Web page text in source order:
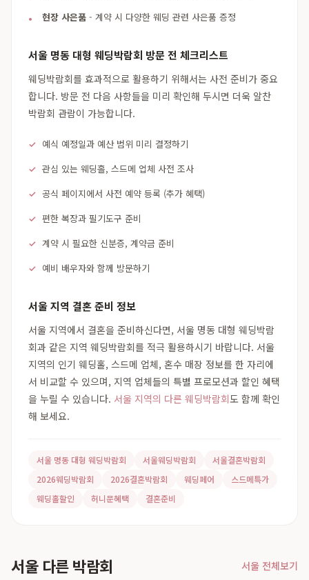
현장 사은품 - 계약 시 다양한 웨딩 관련 사은품 증정
서울 명동 대형 웨딩박람회 방문 전 체크리스트
웨딩박람회를 효과적으로 활용하기 위해서는 사전 준비가 중요
합니다. 방문 전 다음 사항들을 미리 확인해 두시면 더욱 알찬
박람회 관람이 가능합니다.
예식 예정일과 예산 범위 미리 결정하기
관심 있는 웨딩홀, 스드메 업체 사전 조사
공식 페이지에서 사전 예약 등록 (추가 혜택)
편한 복장과 필기도구 준비
계약 시 필요한 신분증, 계약금 준비
예비 배우자와 함께 방문하기
서울 지역 결혼 준비 정보
서울 지역에서 결혼을 준비하신다면, 서울 명동 대형 웨딩박람
회과 같은 지역 웨딩박람회를 적극 활용하시기 바랍니다. 서울
지역의 인기 웨딩홀, 스드메 업체, 혼수 매장 정보를 한 자리에
서 비교할 수 있으며, 지역 업체들의 특별 프로모션과 할인 혜택
을 누릴 수 있습니다. 서울 지역의 다른 웨딩박람회도 함께 확인
해 보세요.
서울 명동 대형 웨딩박람회 서울웨딩박람회
서울결혼박람회
2026웨딩박람회
2026결혼박람회 웨딩페어
스드메특가
웨딩홀할인
허니문혜택 결혼준비
서울 다른 박람회 서울 전체보기